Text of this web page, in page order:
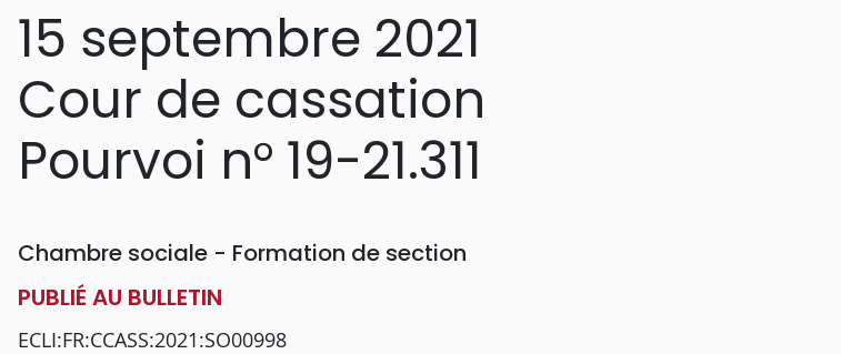
15 septembre 2021
Cour de cassation
Pourvoi n° 19-21.311
Chambre sociale - Formation de section
PUBLIÉ AU BULLETIN
ECLI:FR:CCASS:2021:SO00998